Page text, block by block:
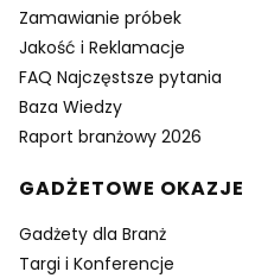
Zamawianie próbek
Jakość i Reklamacje
FAQ Najczęstsze pytania
Baza Wiedzy
Raport branżowy 2026
GADŻETOWE OKAZJE
Gadżety dla Branż
Targi i Konferencje